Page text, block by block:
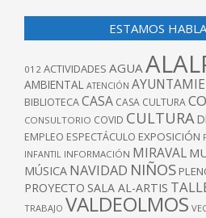
ESTAMOS
012 ACTIVIDADES AGUA
AMBIENTAL ATENCIÓN
BIBLIOTECACASA CASA CULTURA
CONSULTORIO COVID CULTURA
EMPLEO ESPECTÁCULO EXPOSICIÓN
INFANTIL INFORMACIÓN MIRAVAL
MÚSICA NAVIDAD NIÑOS
PROYECTO SALA AL-ARTIS
TRABAJO VALDEOLMOS